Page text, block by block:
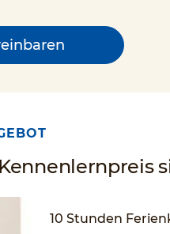
10 Stunden